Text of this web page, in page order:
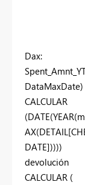
Dax:
DataMaxDate)
CALCULAR
DATE]))))
devolución
CALCULAR (